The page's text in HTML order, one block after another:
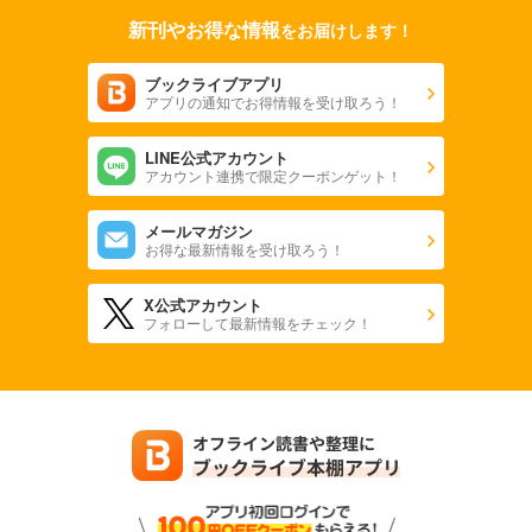
新刊やお得な情報をお届けします！
ブックライブアプリ
アプリの通知でお得情報を受け取ろう！
LINE公式アカウント
アカウント連携で限定クーポンゲット！
メールマガジン
お得な最新情報を受け取ろう！
X公式アカウント
フォローして最新情報をチェック！